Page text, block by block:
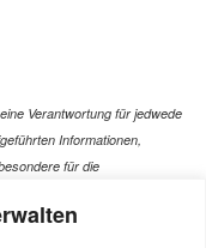
Verantwortung für jedwede
Informationen,
für die
Bei den Texten auf